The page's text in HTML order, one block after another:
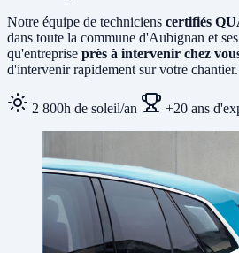
Notre équipe de techniciens certifiés
dans toute la commune d'Aubignan et
qu'entreprise près à intervenir chez
d'intervenir rapidement sur votre chantier.
2 800h de soleil/an +20 ans